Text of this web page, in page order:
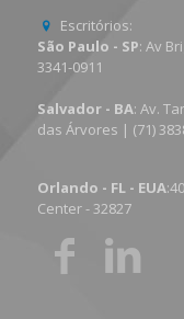
Escritórios:
São Paulo - SP: Av
3341-0911
Salvador - BA: Av.
das Árvores | (71)
Orlando - FL - EUA
Center - 32827